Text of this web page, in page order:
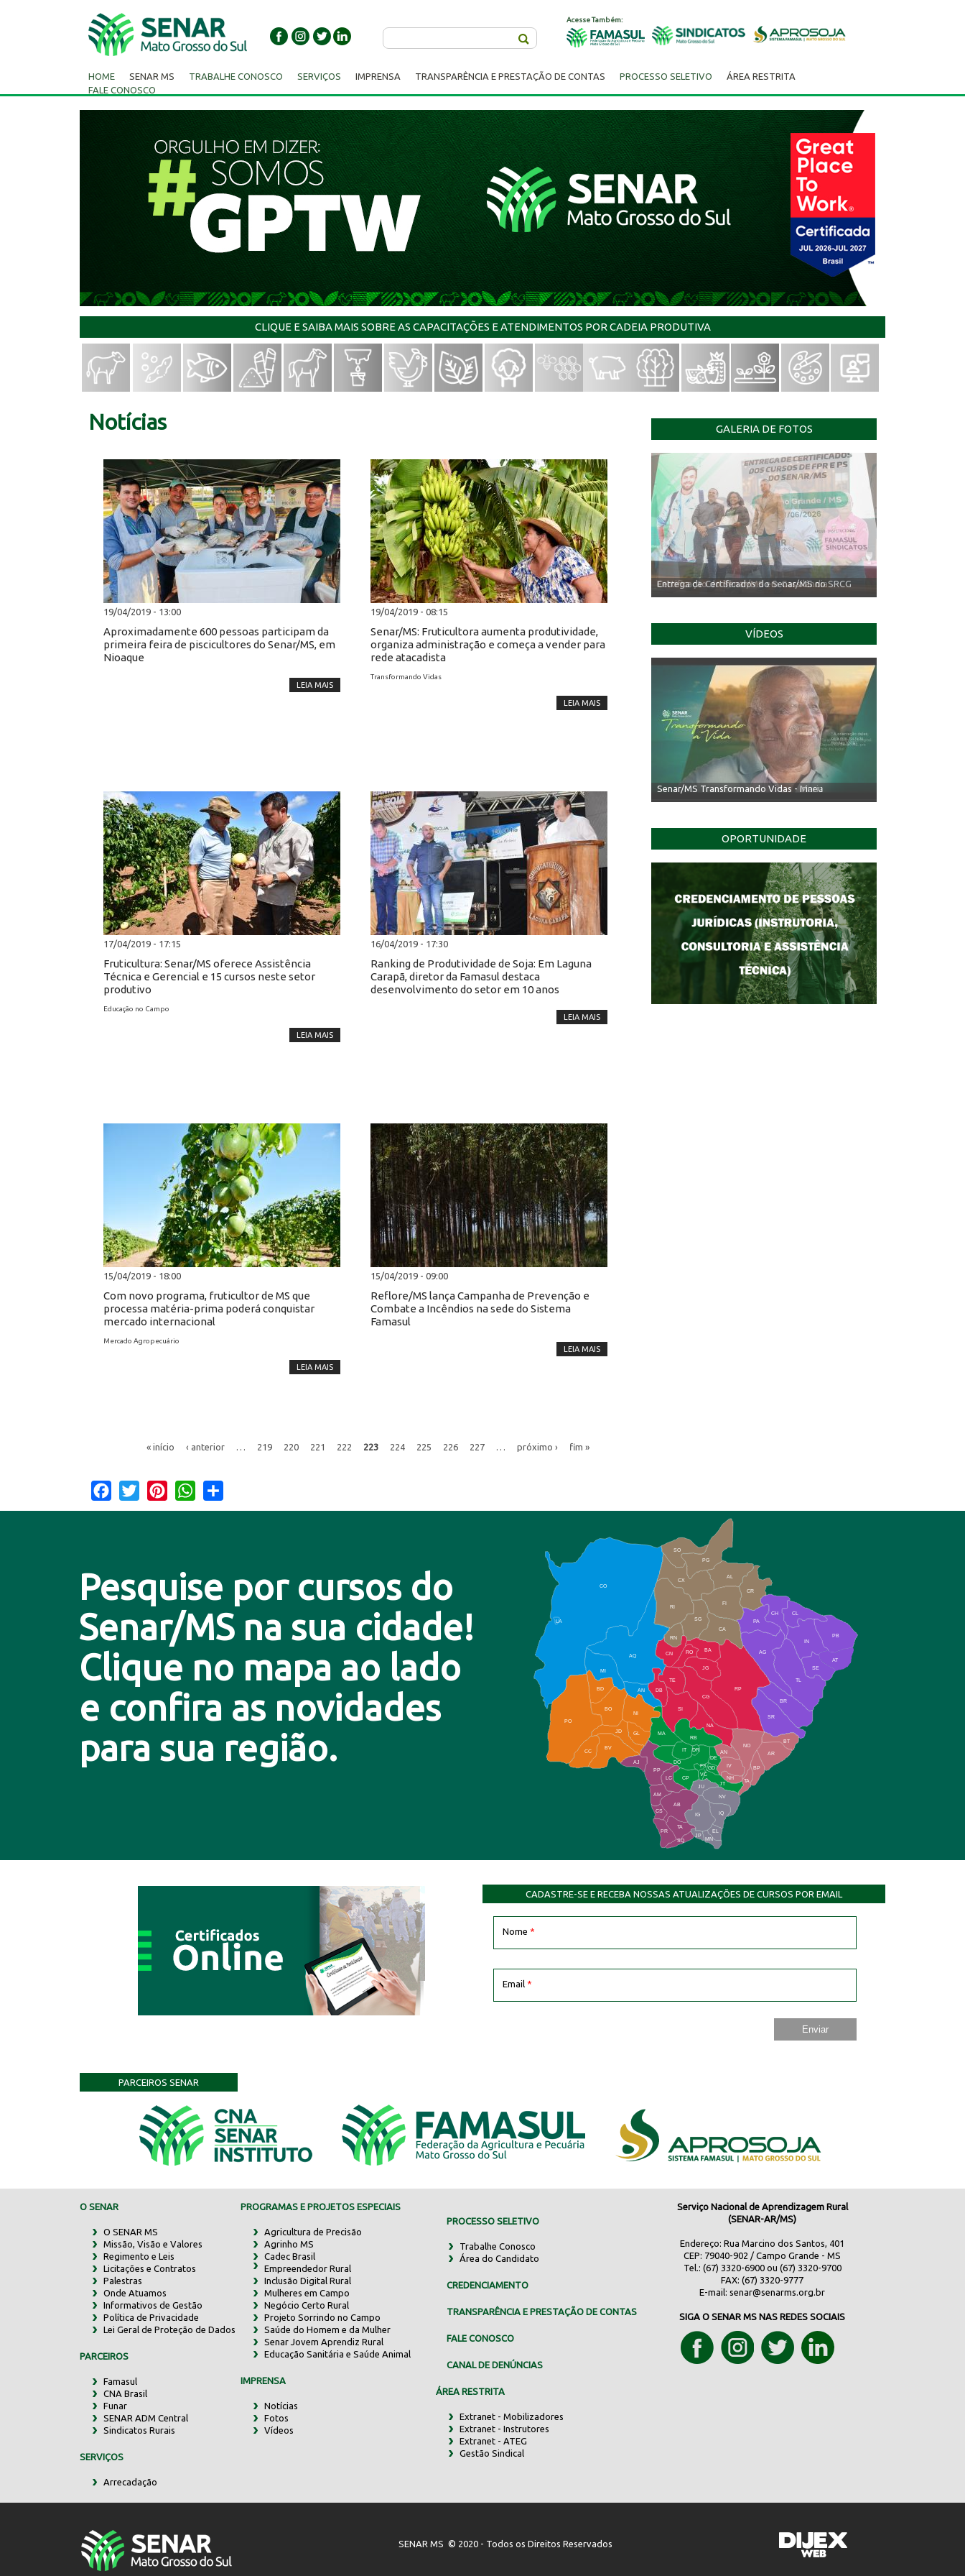
Acesse Também:
HOME SENAR MS TRABALHE CONOSCO SERVIÇOS IMPRENSA TRANSPARÊNCIA E PRESTAÇÃO DE CONTAS PROCESSO SELETIVO
ÁREA RESTRITA
FALE CONOSCO
CLIQUE E SAIBA MAIS SOBRE AS CAPACITAÇÕES E ATENDIMENTOS POR CADEIA PRODUTIVA
GALERIA DE FOTOS
Entrega de Certificados do Senar/MS no SRCG
VÍDEOS
Senar/MS Transformando Vidas - Irineu
OPORTUNIDADE
Notícias
19/04/2019 - 13:00
Aproximadamente 600 pessoas participam da
primeira feira de piscicultores do Senar/MS, em
Nioaque
LEIA MAIS
19/04/2019 - 08:15
Senar/MS: Fruticultora aumenta produtividade,
organiza administração e começa a vender para
rede atacadista
Transformando Vidas
LEIA MAIS
17/04/2019 - 17:15
Fruticultura: Senar/MS oferece Assistência
Técnica e Gerencial e 15 cursos neste setor
produtivo
Educação no Campo
LEIA MAIS
16/04/2019 - 17:30
Ranking de Produtividade de Soja: Em Laguna
Carapã, diretor da Famasul destaca
desenvolvimento do setor em 10 anos
LEIA MAIS
15/04/2019 - 18:00
Com novo programa, fruticultor de MS que
processa matéria-prima poderá conquistar
mercado internacional
Mercado Agropecuário
LEIA MAIS
15/04/2019 - 09:00
Reflore/MS lança Campanha de Prevenção e
Combate a Incêndios na sede do Sistema
Famasul
LEIA MAIS
« início ‹ anterior 219 220 221 222 223 224 225 226 227 próximo › fim »
Facebook
Twitter PinterestWhatsApp
Pesquise por cursos do
Senar/MS na sua cidade!
Clique no mapa ao lado
e confira as novidades
para sua região.
CO
AQ
MI
AN
CX
RI
AL
CR
FI
SG
BA
CA
PA
CH CL
PB
SE
TL
AG
BR
SR
BT
AR
RP
RO
JG
CG
SI
NA
TA
NH
JT
RB
MA
IT
DR
DO
CP
JU
NV
IQ
EL
BD
BO
NI
JD
PO
BV
CC
PP
AJ
LC
AM
AB
JP
DB
TE
CS
PR
TA
SQ
IG
MN
IN
NO
BP
RN
CN
GL
AN
IV
FS
VC
GD
DE
AT
PG
SO
LA
CADASTRE-SE E RECEBA NOSSAS ATUALIZAÇÕES DE CURSOS POR EMAIL
Nome *
Email *
PARCEIROS SENAR
O SENAR
O SENAR MS
Missão, Visão e Valores
Regimento e Leis
Licitações e Contratos
Palestras
Onde Atuamos
Informativos de Gestão
Política de Privacidade
Lei Geral de Proteção de Dados
PARCEIROS
Famasul
CNA Brasil
Funar
SENAR ADM Central
Sindicatos Rurais
SERVIÇOS
Arrecadação
PROGRAMAS E PROJETOS ESPECIAIS
Agricultura de Precisão
Agrinho MS
Cadec Brasil
Empreendedor Rural
Inclusão Digital Rural
Mulheres em Campo
Negócio Certo Rural
Projeto Sorrindo no Campo
Saúde do Homem e da Mulher
Senar Jovem Aprendiz Rural
Educação Sanitária e Saúde Animal
IMPRENSA
Notícias
Fotos
Vídeos
PROCESSO SELETIVO
Trabalhe Conosco
Área do Candidato
CREDENCIAMENTO
TRANSPARÊNCIA E PRESTAÇÃO DE CONTAS
FALE CONOSCO
CANAL DE DENÚNCIAS
ÁREA RESTRITA
Extranet - Mobilizadores
Extranet - Instrutores
Extranet - ATEG
Gestão Sindical
Serviço Nacional de Aprendizagem Rural
(SENAR-AR/MS)
Endereço: Rua Marcino dos Santos, 401
CEP: 79040-902 / Campo Grande - MS
Tel.: (67) 3320-6900 ou (67) 3320-9700
FAX: (67) 3320-9777
E-mail:senar@senarms.org.br
SIGA O SENAR MS NAS REDES SOCIAIS
SENAR MS © 2020 - Todos os Direitos Reservados